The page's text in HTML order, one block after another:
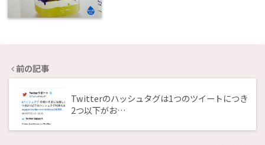
前の記事
Twitterのハッシュタグは1つのツイートにつき
2つ以下がお…